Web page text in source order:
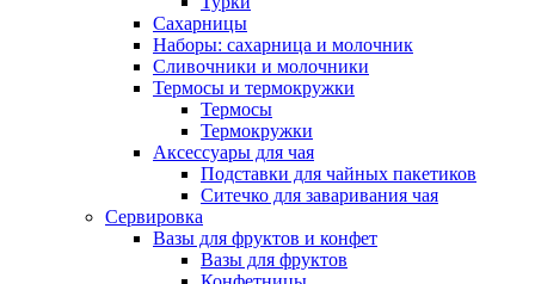
Сахарницы
Наборы: сахарница и молочник
Сливочники и молочники
Термосы и термокружки
Термосы
Термокружки
Аксессуары для чая
Подставки для чайных пакетиков
Ситечко для заваривания чая
Сервировка
Вазы для фруктов и конфет
Вазы для фруктов